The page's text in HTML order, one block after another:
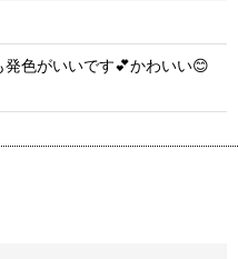
色がいいです💕かわいい😊